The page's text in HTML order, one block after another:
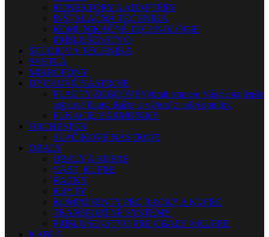
KONEKTORY A ADAPTÉRY
INŠTALAČNÁ TECHNIKA
KOMUNIKAČNÉ TECHNOLÓGIE
PRÍSLUŠENSTVO
ŠTÚDIOVÁ TECHNIKA
SVETLÁ
MIKROFÓNY
DYCHOVÉ NÁSTROJE
FLAUTY-ZOBCOVÉVybrali sme pre Vás tie najlepšie
zobcové flauty. Ráčte si vybrať z našej ponuky.
FÚKACIE HARMONIKY
ORCHESTER
SLÁČIKOVÉ NÁSTROJE
OBALY
OBALY A KUFRE
CASE, KUFRE
RACKY
KRYTY
KOMPONENTY PRE RACKY A KUFRE
TRANSPORTNÉ SYSTÉMY
PRÍSLUŠENSTVO PRE OBALY A KUFRE
KÁBLE